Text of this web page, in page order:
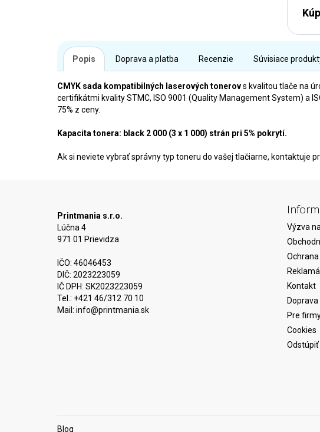
Popis Doprava a platba Recenzie Súvisiace
CMYK sada kompatibilných laserových tonerovs kvalitou tlače na
certifikátmi kvality STMC, ISO 9001 (Quality Management System) a
75% z ceny.
Kapacita tonera: black 2 000 (3 x 1 000) strán pri 5% pokrytí.
Ak si neviete vybrať správny typ toneru do vašej tlačiarne, kontaktuje
Printmania s.r.o.
Lúčna 4
971 01 Prievidza
IČO: 46046453
DIČ: 2023223059
IČ DPH: SK2023223059
Tel.: +421 46/312 70 10
Mail: info@printmania.sk
Výzva
Kontakt
Pre
Cookies
Blog